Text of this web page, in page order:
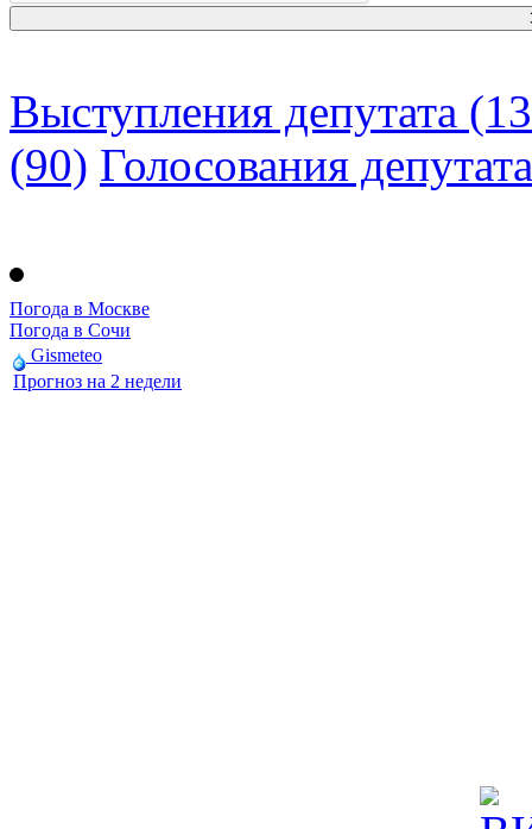
Выступления депутата
(90) Голосования депутата
Погода в Москве
Погода в Сочи
Gismeteo
Прогноз на 2 недели